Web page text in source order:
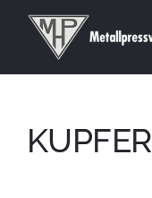
Inhalt
springen
Über uns
Technologien
KUPFER